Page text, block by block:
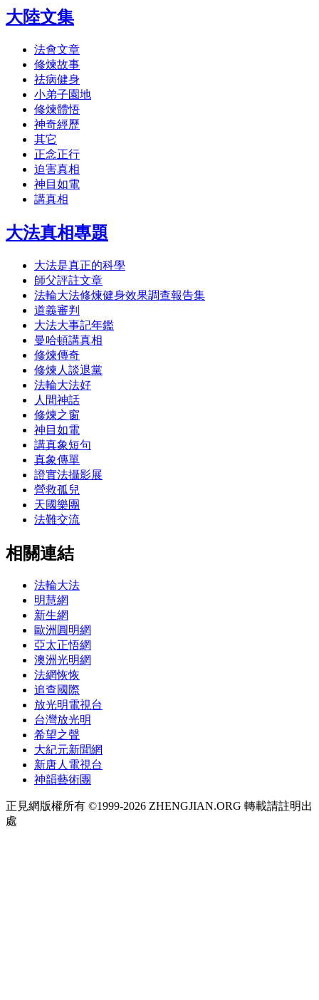
大陸文集
法會文章
修煉故事
祛病健身
小弟子園地
修煉體悟
神奇經歷
其它
正念正行
迫害真相
神目如電
講真相
大法真相專題
大法是真正的科學
師父評註文章
法輪大法修煉健身效果調查報告集
道義審判
大法大事記年鑑
曼哈頓講真相
修煉傳奇
修煉人談退黨
法輪大法好
人間神話
修煉之窗
神目如電
講真象短句
真象傳單
證實法攝影展
營救孤兒
天國樂團
法難交流
相關連結
法輪大法
明慧網
新生網
歐洲圓明網
亞太正悟網
澳洲光明網
法網恢恢
追查國際
放光明電視台
台灣放光明
希望之聲
大紀元新聞網
新唐人電視台
神韻藝術團
正見網版權所有 ©1999-2026 ZHENGJIAN.ORG 轉載請註明出
處